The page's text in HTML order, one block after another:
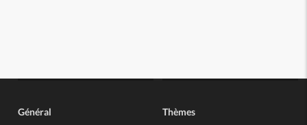
Général Thèmes